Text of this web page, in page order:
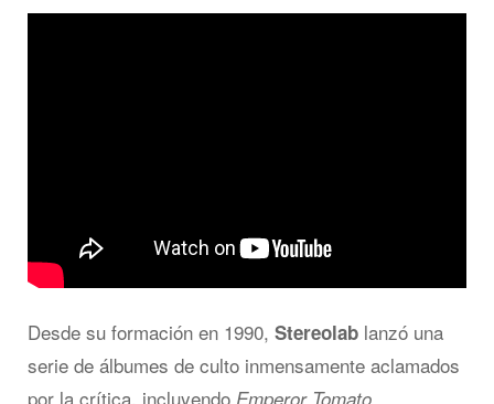
Desde su formación en 1990, Stereolab lanzó una
serie de álbumes de culto inmensamente aclamados
por la crítica, incluyendo